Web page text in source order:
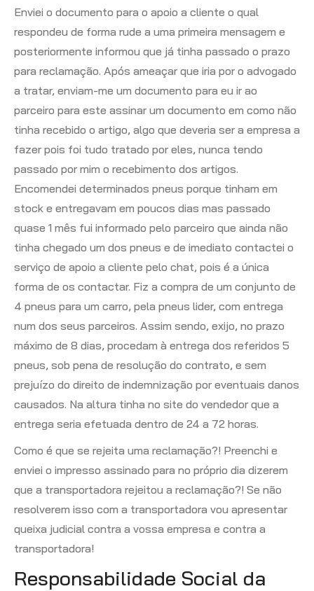
Enviei o documento para o apoio a cliente o qual
respondeu de forma rude a uma primeira mensagem e
posteriormente informou que já tinha passado o prazo
para reclamação. Após ameaçar que iria por o advogado
a tratar, enviam-me um documento para eu ir ao
parceiro para este assinar um documento em como não
tinha recebido o artigo, algo que deveria ser a empresa a
fazer pois foi tudo tratado por eles, nunca tendo
passado por mim o recebimento dos artigos.
Encomendei determinados pneus porque tinham em
stock e entregavam em poucos dias mas passado
quase 1 mês fui informado pelo parceiro que ainda não
tinha chegado um dos pneus e de imediato contactei o
serviço de apoio a cliente pelo chat, pois é a única
forma de os contactar. Fiz a compra de um conjunto de
4 pneus para um carro, pela pneus lider, com entrega
num dos seus parceiros. Assim sendo, exijo, no prazo
máximo de 8 dias, procedam à entrega dos referidos 5
pneus, sob pena de resolução do contrato, e sem
prejuízo do direito de indemnização por eventuais danos
causados. Na altura tinha no site do vendedor que a
entrega seria efetuada dentro de 24 a 72 horas.
Como é que se rejeita uma reclamação?! Preenchi e
enviei o impresso assinado para no próprio dia dizerem
que a transportadora rejeitou a reclamação?! Se não
resolverem isso com a transportadora vou apresentar
queixa judicial contra a vossa empresa e contra a
transportadora!
Responsabilidade Social da